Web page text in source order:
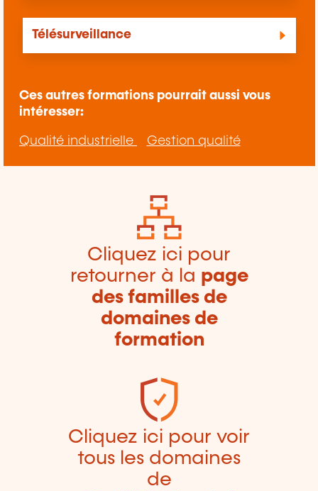
Télésurveillance
Ces autres formations pourrait aussi vous
intéresser:
Qualité industrielle Gestion qualité
Cliquez ici pour
retourner à la page
des familles de
domaines de
formation
Cliquez ici pour voir
tous les domaines
de